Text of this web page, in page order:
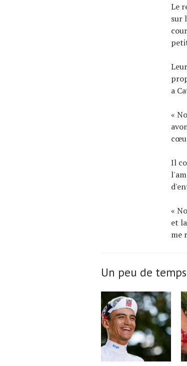
Le
sur
a
«
Il
«
et
me
Un peu de